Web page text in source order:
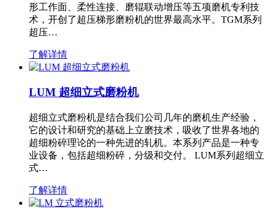
形工作面、柔性连接、磨辊联动增压等五项磨机专利技
术，开创了超压梯形磨粉机的世界最高水平。TGM系列
超压…
了解详情
LUM 超细立式磨粉机
超细立式磨粉机是结合我们公司几年的磨机生产经验，
它的设计和研究的基础上立磨技术，吸收了世界各地的
超细粉碎理论的一种先进的轧机。本系列产品是一种专
业设备，包括超细粉碎，分级和交付。 LUM系列超细立
式…
了解详情